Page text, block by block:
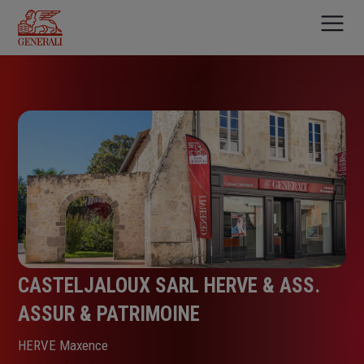
contenu
principal
CASTELJALOUX SARL HERVE & ASS.
ASSUR & PATRIMOINE
HERVE Maxence